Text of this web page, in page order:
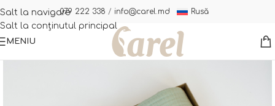
Salt la navigare
Salt la conținutul principal
079 222 338 / info@carel.md Rusă
MENIU